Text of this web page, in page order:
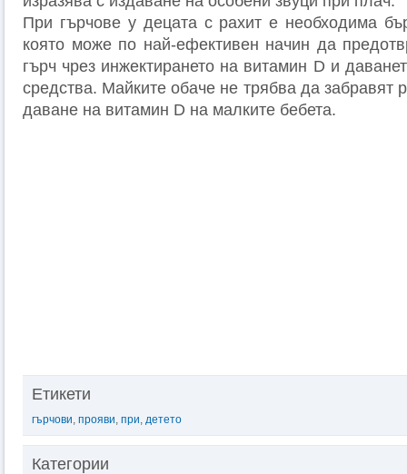
При гърчове у децата с рахит е необходима
която може по най-ефективен начин да
гърч чрез инжектирането на витамин D и
средства. Майките обаче не трябва да забравят
даване на витамин D на малките бебета.
Етикети
гърчови, прояви, при, детето
Категории